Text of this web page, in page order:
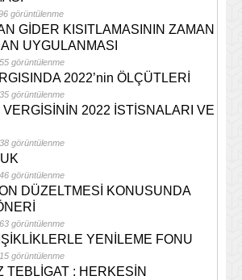
görüntülenme
GİDER KISITLAMASININ ZAMAN
UYGULANMASI
görüntülenme
2022’nin ÖLÇÜTLERİ
görüntülenme
2022 İSTİSNALARI VE
görüntülenme
görüntülenme
DÜZELTMESİ KONUSUNDA
görüntülenme
YENİLEME FONU
görüntülenme
TEBLİGAT : HERKESİN